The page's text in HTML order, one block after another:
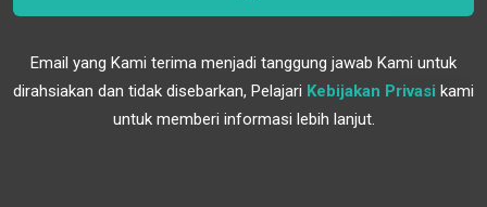
Email yang Kami terima menjadi tanggung jawab Kami untuk
dirahsiakan dan tidak disebarkan, Pelajari Kebijakan Privasi kami
untuk memberi informasi lebih lanjut.